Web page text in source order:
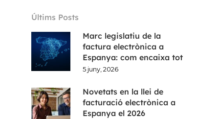
Últims Posts
Marc legislatiu de la
factura electrònica a
Espanya: com encaixa tot
5 juny, 2026
Novetats en la llei de
facturació electrònica a
Espanya el 2026